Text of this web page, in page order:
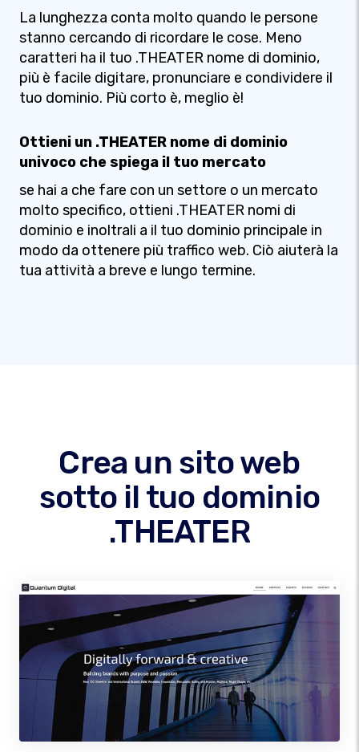
La lunghezza conta molto quando le persone
stanno cercando di ricordare le cose. Meno
caratteri ha il tuo .THEATER nome di dominio,
più è facile digitare, pronunciare e condividere il
tuo dominio. Più corto è, meglio è!
Ottieni un .THEATER nome di dominio
univoco che spiega il tuo mercato
se hai a che fare con un settore o un mercato
molto specifico, ottieni .THEATER nomi di
dominio e inoltrali a il tuo dominio principale in
modo da ottenere più traffico web. Ciò aiuterà la
tua attività a breve e lungo termine.
Crea un sito web
sotto il tuo dominio
.THEATER